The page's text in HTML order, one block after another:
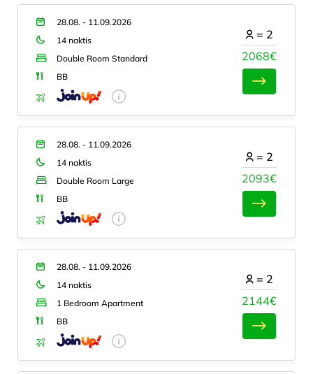
28.08. - 11.09.2026
14 naktis
Double Room Standard
BB
2068€
= 2
28.08. - 11.09.2026
14 naktis
Double Room Large
BB
2093€
= 2
28.08. - 11.09.2026
14 naktis
1 Bedroom Apartment
BB
2144€
= 2